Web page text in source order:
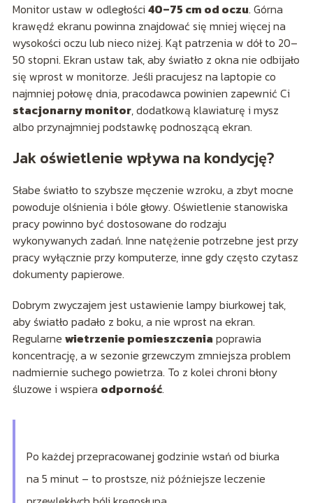
Monitor ustaw w odległości 40–75 cm od oczu. Górna
krawędź ekranu powinna znajdować się mniej więcej na
wysokości oczu lub nieco niżej. Kąt patrzenia w dół to 20–
50 stopni. Ekran ustaw tak, aby światło z okna nie odbijało
się wprost w monitorze. Jeśli pracujesz na laptopie co
najmniej połowę dnia, pracodawca powinien zapewnić Ci
stacjonarny monitor, dodatkową klawiaturę i mysz
albo przynajmniej podstawkę podnoszącą ekran.
Jak oświetlenie wpływa na kondycję?
Słabe światło to szybsze męczenie wzroku, a zbyt mocne
powoduje olśnienia i bóle głowy. Oświetlenie stanowiska
pracy powinno być dostosowane do rodzaju
wykonywanych zadań. Inne natężenie potrzebne jest przy
pracy wyłącznie przy komputerze, inne gdy często czytasz
dokumenty papierowe.
Dobrym zwyczajem jest ustawienie lampy biurkowej tak,
aby światło padało z boku, a nie wprost na ekran.
Regularne wietrzenie pomieszczenia poprawia
koncentrację, a w sezonie grzewczym zmniejsza problem
nadmiernie suchego powietrza. To z kolei chroni błony
śluzowe i wspiera odporność.
Po każdej przepracowanej godzinie wstań od biurka
na 5 minut – to prostsze, niż późniejsze leczenie